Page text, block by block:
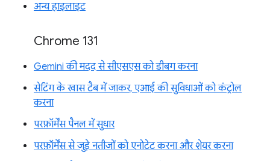
अन्य हाइलाइट
Chrome 131
Gemini की मदद से सीएसएस को डीबग करना
सेटिंग के खास टैब में जाकर, एआई की सुविधाओं को कंट्रोल
करना
परफ़ॉर्मेंस पैनल में सुधार
परफ़ॉर्मेंस से जुड़े नतीजों को एनोटेट करना और शेयर करना